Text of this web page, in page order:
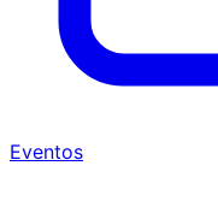
Eventos